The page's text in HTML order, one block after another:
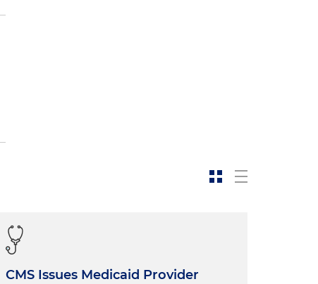
CMS Issues Medicaid Provider